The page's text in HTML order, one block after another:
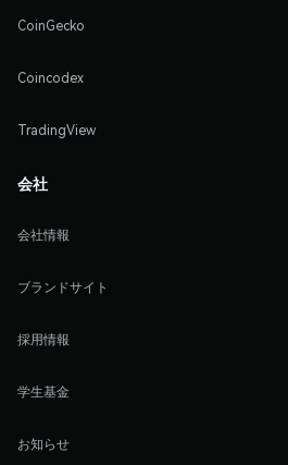
CoinGecko
Coincodex
TradingView
会社
会社情報
ブランドサイト
採用情報
学生基金
お知らせ